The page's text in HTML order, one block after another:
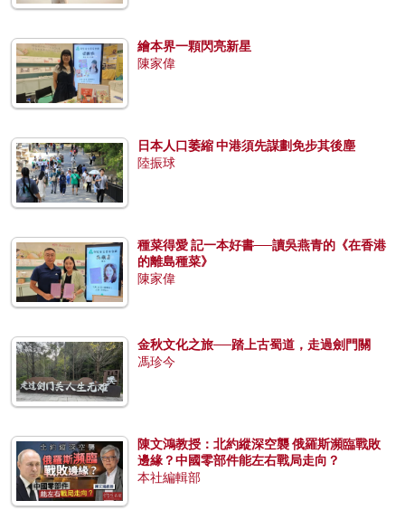
繪本界一顆閃亮新星
陳家偉
日本人口萎縮 中港須先謀劃免步其後塵
陸振球
種菜得愛 記一本好書──讀吳燕青的《在香港
的離島種菜》
陳家偉
金秋文化之旅──踏上古蜀道，走過劍門關
馮珍今
陳文鴻教授：北約縱深空襲 俄羅斯瀕臨戰敗
邊緣？中國零部件能左右戰局走向？
本社編輯部